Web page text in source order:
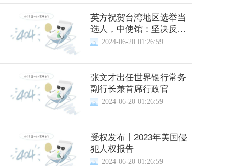
英方祝贺台湾地区选举当
选人，中使馆：坚决反对
有关错误做法
2024-06-20 01:26:59
张文才出任世界银行常务
副行长兼首席行政官
2024-06-20 01:26:59
受权发布丨2023年美国侵
犯人权报告
2024-06-20 01:26:59